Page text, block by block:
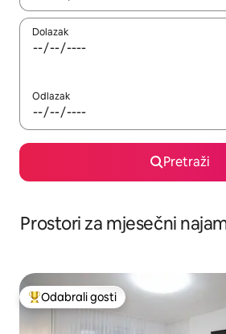
Dolazak
Odlazak
Pretraži
Prostori za mjesečni
Među najviše rangiranima s oznakom
Odabrali gosti